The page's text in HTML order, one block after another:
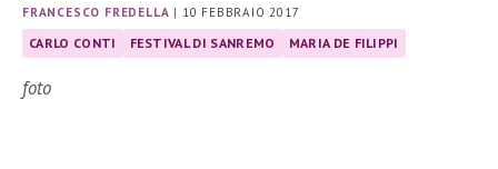
FRANCESCO FREDELLA | 10 FEBBRAIO 2017
CARLO CONTI FESTIVAL DI SANREMO MARIA DE FILIPPI
foto